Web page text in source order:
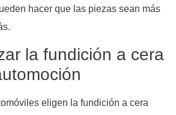
hacer que las piezas sean más
la fundición a cera
eligen la fundición a cera